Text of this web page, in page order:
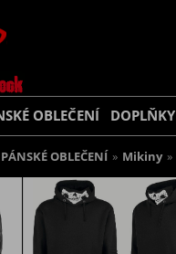
OBLEČENÍ DOPLŇKY
PÁNSKÉ OBLEČENÍ » Mikiny »